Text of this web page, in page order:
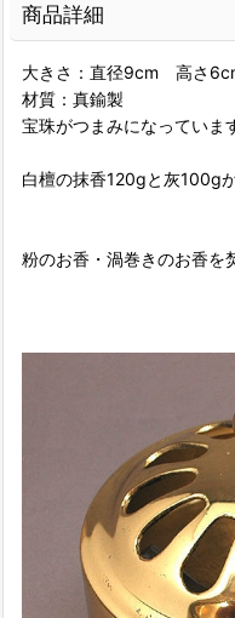
商品詳細
大きさ：直径9cm 高さ
材質：真鍮製
宝珠がつまみになっていま
白檀の抹香120gと灰100g
粉のお香・渦巻きのお香を